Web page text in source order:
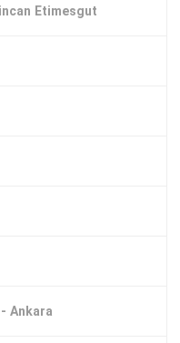
Etimesgut
Ankara